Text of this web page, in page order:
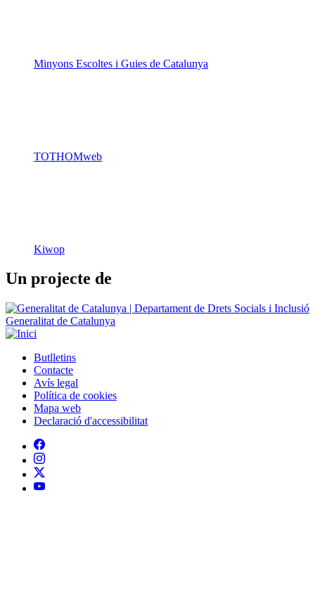
Minyons Escoltes i Guies de Catalunya
TOTHOMweb
Kiwop
Un projecte de
Generalitat de Catalunya
Peu
Butlletins
Contacte
Avís legal
Política de cookies
Mapa web
Declaració d'accessibilitat